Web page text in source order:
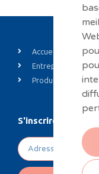
Accueil
Entreprise
Produits
S'inscrire à notre